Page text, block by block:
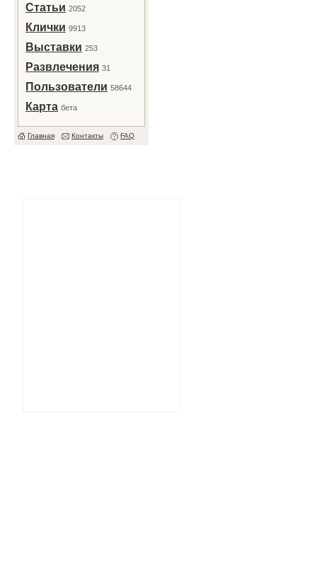
Статьи 2052
Клички 9913
Выставки 253
Развлечения 31
Пользователи 58644
Карта бета
Главная Контакты FAQ